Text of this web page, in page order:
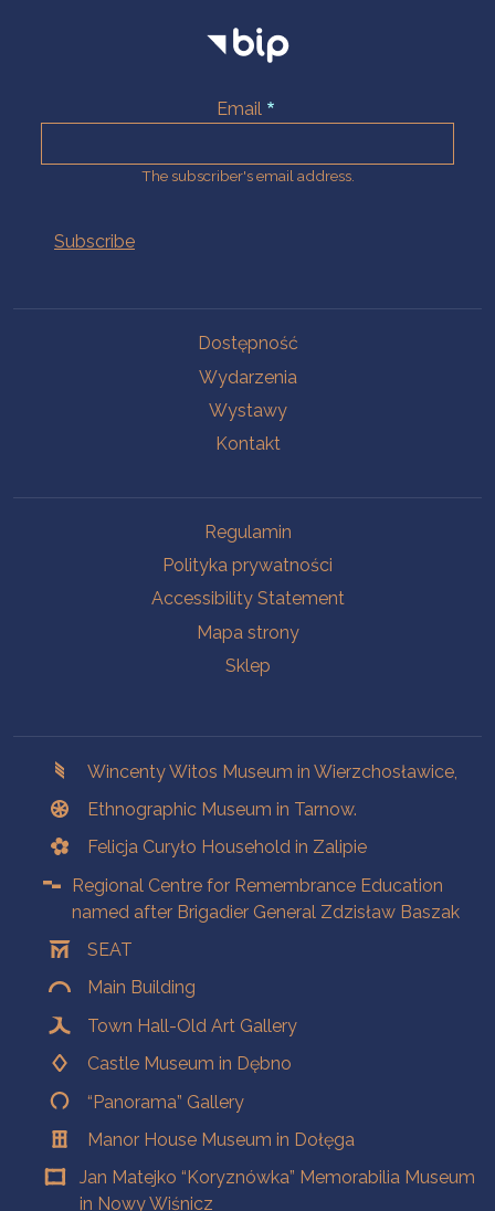
Email
The subscriber's email address.
Dostępność
Wydarzenia
Wystawy
Kontakt
Regulamin
Polityka prywatności
Accessibility Statement
Mapa strony
Sklep
Wincenty Witos Museum in Wierzchosławice,
Ethnographic Museum in Tarnow.
Felicja Curyło Household in Zalipie
Regional Centre for Remembrance Education
named after Brigadier General Zdzisław Baszak
SEAT
Main Building
Town Hall-Old Art Gallery
Castle Museum in Dębno
“Panorama” Gallery
Manor House Museum in Dołęga
Jan Matejko “Koryznówka” Memorabilia Museum
in Nowy Wiśnicz